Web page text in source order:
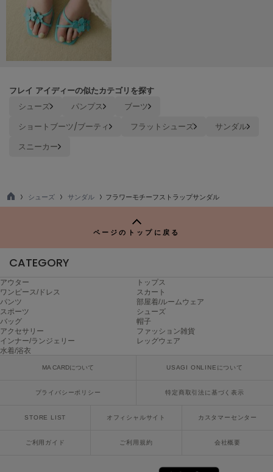
LITTLE UNION TOKYO
リトルユニオン トウキョウ
MICHU COQUETTE
ミチュ コケット
ミースロエ
Mila Owen
モワージュ
ミュシャ
NEW Balance
ニューバランス
ナウンス
フレイ アイディーの似たカテゴリを探す
シューズ パンプス
ブーツ
ショートブーツ/ブーティ
フラットシューズ
サンダル
スニーカー
TO
シューズ サンダル フラワーモチーフストラップサンダル
ページのトップに戻る
CATEGORY
アウター
トップス
ワンピース/ドレス
スカート
パンツ
部屋着/ルームウェア
スポーツ
シューズ
バッグ
帽子
アクセサリー
ファッション雑貨
インナー/ランジェリー
レッグウェア
水着/浴衣
MA CARDについて USAGI ONLINEについて
プライバシーポリシー 特定商取引法に基づく表示
STORE LIST オフィシャルサイト カスタマーセンター
ご利用ガイド ご利用規約 会社概要